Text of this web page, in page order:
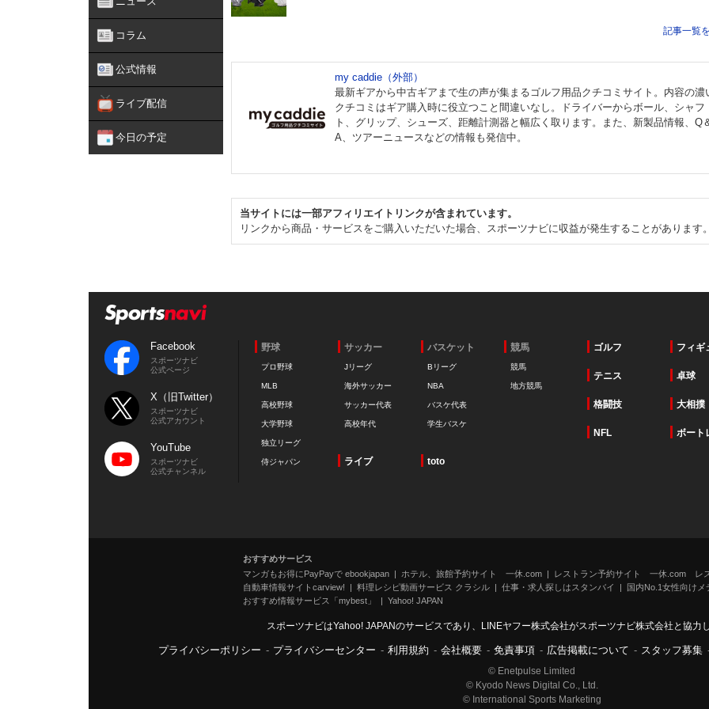
コラム
公式情報
ライブ配信
今日の予定
記事一覧
my caddie（外部）
最新ギアから中古ギアまで生の声が集まるゴルフ用品クチコミサイト。内容の濃
クチコミはギア購入時に役立つこと間違いなし。ドライバーからボール、シャフ
ト、グリップ、シューズ、距離計測器と幅広く取ります。また、新製品情報、Q
A、ツアーニュースなどの情報も発信中。
当サイトには一部アフィリエイトリンクが含まれています。
リンクから商品・サービスをご購入いただいた場合、スポーツナビに収益が発生することがあります。
Facebook
スポーツナビ
公式ページ
X（旧Twitter）
スポーツナビ
公式アカウント
YouTube
スポーツナビ
公式チャンネル
野球
プロ野球
MLB
高校野球
大学野球
独立リーグ
侍ジャパン
サッカー
Jリーグ
海外サッカー
サッカー代表
高校年代
バスケット
Bリーグ
NBA
バスケ代表
学生バスケ
競馬
競馬
地方競馬
ゴルフ フィギ
テニス 卓球
格闘技 大相撲
NFL ボート
ライブ toto
おすすめサービス
マンガもお得にPayPayで ebookjapan
ホテル、旅館予約サイト 一休.com
レストラン予約サイト 一休.com レ
自動車情報サイトcarview!
料理レシピ動画サービス クラシル 仕事・求人探しはスタンバイ
国内No.1女性向けメ
おすすめ情報サービス「mybest」
Yahoo! JAPAN
スポーツナビはYahoo! JAPANのサービスであり、LINEヤフー株式会社がスポーツナビ株式会社と協力
プライバシーポリシー - プライバシーセンター - 利用規約 - 会社概要 - 免責事項 - 広告掲載について - スタッフ募集
© Enetpulse Limited
© Kyodo News Digital Co., Ltd.
© International Sports Marketing